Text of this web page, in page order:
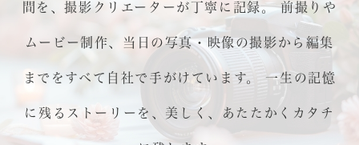
RECRUIT
間を、撮影クリエーターが丁寧に記録。前撮りや
ムービー制作、当日の写真・映像の撮影から編集
までをすべて自社で手がけています。一生の記憶
に残るストーリーを、美しく、あたたかくカタチ